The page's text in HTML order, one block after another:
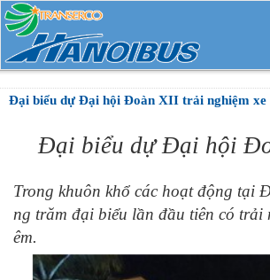
Đại biểu dự Đại hội Đoàn XII trải nghiệm xe
Đại biểu dự Đại hội
Trong khuôn khổ các hoạt động
ng trăm đại biểu lần đầu tiên có
êm.